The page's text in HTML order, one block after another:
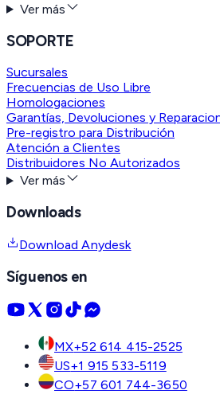
Ver más
SOPORTE
Sucursales
Frecuencias de Uso Libre
Homologaciones
Garantías, Devoluciones y
Pre-registro para Distribución
Atención a Clientes
Distribuidores No Autorizados
Ver más
Downloads
Download Anydesk
Síguenos en
MX+52 614 415-2525
US+1 915 533-5119
CO+57 601 744-3650